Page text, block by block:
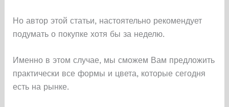
Но автор этой статьи, настоятельно рекомендует
подумать о покупке хотя бы за неделю.
Именно в этом случае, мы сможем Вам предложить
практически все формы и цвета, которые сегодня
есть на рынке.